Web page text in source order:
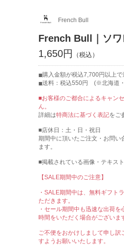
French Bull
French Bull｜ソワ
1,650円
購入金額が税込7,700円以上で
送料：税込550円 (※北海道
■お客様のご都合によるキャン
ん。
詳細は特商法に基づく表記をご
■店休日：土・日・祝日
期間中に頂いたご注文・お問い
ます。
■掲載されている画像・テキス
【SALE期間中のご注意】
・SALE期間中は、無料ギフト
ただきます。
・セール期間中も迅速な出荷
時間をいただく場合がございま
ご不便をおかけしまして申し訳
すようお願いいたします。